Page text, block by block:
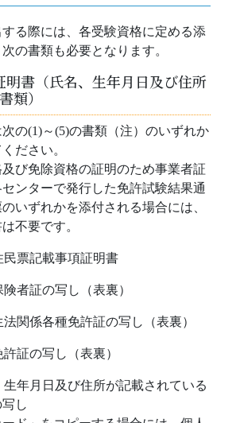
る際には、各受験資格に定める添
の書類も必要となります。
明書（氏名、生年月日及び住所
類）
の(1)～(5)の書類（注）のいずれか
ださい。
び免除資格の証明のため事業者証
ンターで発行した免許試験結果通
いずれかを添付される場合には、
不要です。
民票記載事項証明書
者証の写し（表裏）
関係各種免許証の写し（表裏）
証の写し（表裏）
生年月日及び住所が記載されている
し